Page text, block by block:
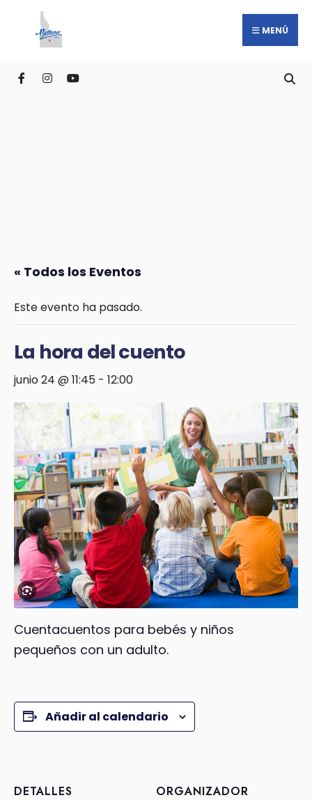
MENÚ
« Todos los Eventos
Este evento ha pasado.
La hora del cuento
junio 24 @ 11:45 - 12:00
Cuentacuentos para bebés y niños
pequeños con un adulto.
Añadir al calendario
DETALLES
ORGANIZADOR